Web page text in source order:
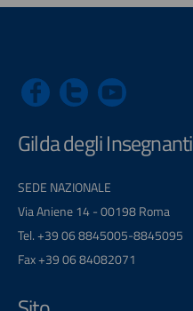
Gilda degli Insegnanti
SEDE NAZIONALE
Via Aniene 14 - 00198 Roma
Tel. +39 06 8845005-8845095
Fax +39 06 84082071